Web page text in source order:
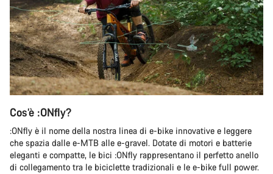
Cos’è :ONfly?
:ONfly è il nome della nostra linea di e-bike innovative e leggere
che spazia dalle e-MTB alle e-gravel. Dotate di motori e batterie
eleganti e compatte, le bici :ONfly rappresentano il perfetto anello
di collegamento tra le biciclette tradizionali e le e-bike full power.